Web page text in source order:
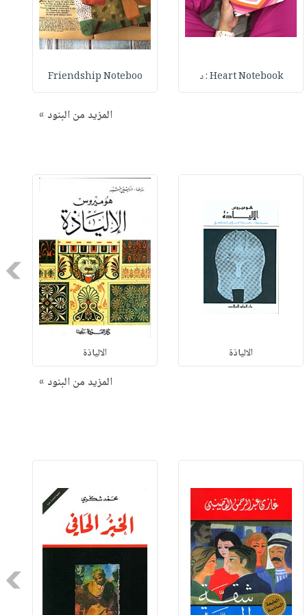
Heart Notebook : د Friendship Noteboo
المزيد من البنود »
الالياذة الالياذة
المزيد من البنود »